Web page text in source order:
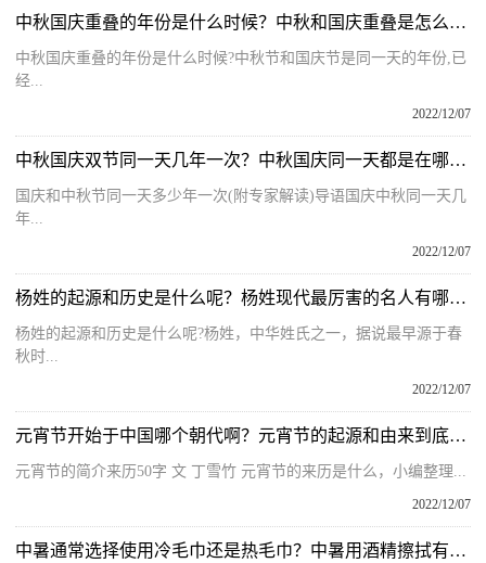
中秋国庆重叠的年份是什么时候？中秋和国庆重叠是怎么算出来的？
中秋国庆重叠的年份是什么时候?中秋节和国庆节是同一天的年份,已
经...
2022/12/07
中秋国庆双节同一天几年一次？中秋国庆同一天都是在哪一年出现？
国庆和中秋节同一天多少年一次(附专家解读)导语国庆中秋同一天几
年...
2022/12/07
杨姓的起源和历史是什么呢？杨姓现代最厉害的名人有哪些名字呢？
杨姓的起源和历史是什么呢?杨姓，中华姓氏之一，据说最早源于春
秋时...
2022/12/07
元宵节开始于中国哪个朝代啊？元宵节的起源和由来到底是什么呢？
元宵节的简介来历50字 文 丁雪竹 元宵节的来历是什么，小编整理...
2022/12/07
中暑通常选择使用冷毛巾还是热毛巾？中暑用酒精擦拭有什么用呢？